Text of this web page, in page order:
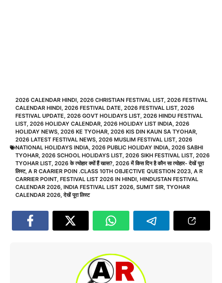
2026 CALENDAR HINDI, 2026 CHRISTIAN FESTIVAL LIST, 2026 FESTIVAL
CALENDAR HINDI, 2026 FESTIVAL DATE, 2026 FESTIVAL LIST, 2026
FESTIVAL UPDATE, 2026 GOVT HOLIDAYS LIST, 2026 HINDU FESTIVAL
LIST, 2026 HOLIDAY CALENDAR, 2026 HOLIDAY LIST INDIA, 2026
HOLIDAY NEWS, 2026 KE TYOHAR, 2026 KIS DIN KAUN SA TYOHAR,
2026 LATEST FESTIVAL NEWS, 2026 MUSLIM FESTIVAL LIST, 2026
NATIONAL HOLIDAYS INDIA, 2026 PUBLIC HOLIDAY INDIA, 2026 SABHI
TYOHAR, 2026 SCHOOL HOLIDAYS LIST, 2026 SIKH FESTIVAL LIST, 2026
TYOHAR LIST, 2026 के त्योहार क्यों हैं खास?, 2026 में किस दिन है कौन सा त्योहार- देखें पूरा
लिस्ट, A R CAARIER POIN .CLASS 10TH OBJECTIVE QUESTION 2023, A R
CARRIER POINT, FESTIVAL LIST 2026 IN HINDI, HINDUSTAN FESTIVAL
CALENDAR 2026, INDIA FESTIVAL LIST 2026, SUMIT SIR, TYOHAR
CALENDAR 2026,देखें पूरा लिस्ट